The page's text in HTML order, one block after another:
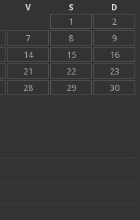
V S
D
1
2
7 8
9
14 15
16
21 22
23
28 29
30